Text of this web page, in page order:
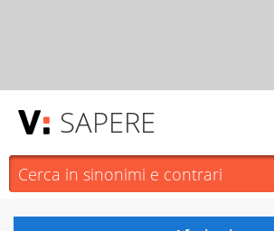
SAPERE